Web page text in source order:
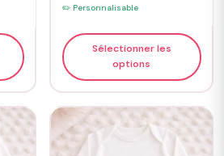
✏️ Personnalisable
Sélectionner les
options